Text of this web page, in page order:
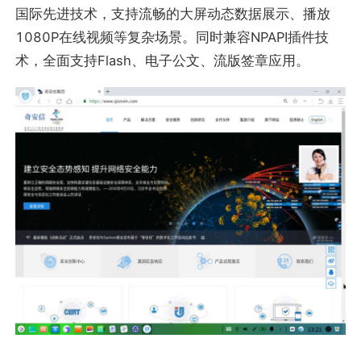
国际先进技术，支持流畅的大屏动态数据展示、播放
1080P在线视频等复杂场景。同时兼容NPAPI插件技
术，全面支持Flash、电子公文、流版签章应用。